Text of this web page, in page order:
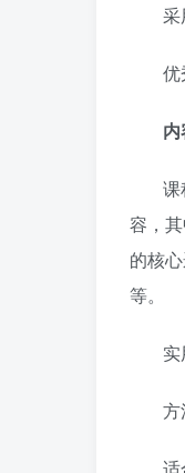
采
优
课
容，
的核
等。
方